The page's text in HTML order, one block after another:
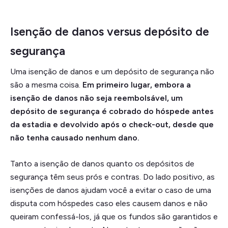
Isenção de danos versus depósito de
segurança
Uma isenção de danos e um depósito de segurança não
são a mesma coisa. Em primeiro lugar, embora a
isenção de danos não seja reembolsável, um
depósito de segurança é cobrado do hóspede antes
da estadia e devolvido após o check-out, desde que
não tenha causado nenhum dano.
Tanto a isenção de danos quanto os depósitos de
segurança têm seus prós e contras. Do lado positivo, as
isenções de danos ajudam você a evitar o caso de uma
disputa com hóspedes caso eles causem danos e não
queiram confessá-los, já que os fundos são garantidos e